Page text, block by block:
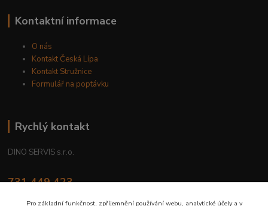
Kontaktní informace
O nás
Kontakt Česká Lípa
Kontakt Stružnice
Formulář na poptávku
Rychlý kontakt
DINO SERVIS s.r.o.
731 449 423
Pro základní funkčnost, zpříjemnění používání webu, analytické účely a v